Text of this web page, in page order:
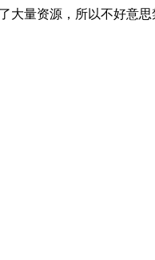
大量资源，所以不好意